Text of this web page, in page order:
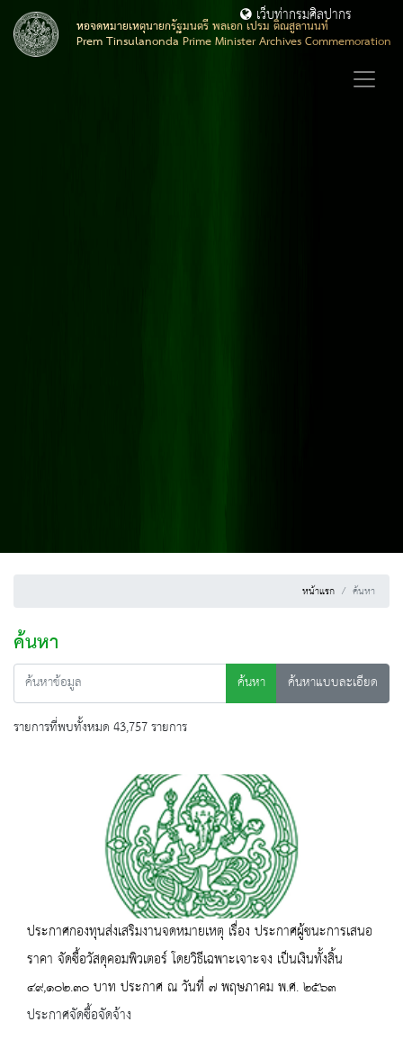
หอจดหมายเหตุนายกรัฐมนตรี พลเอก เปรม ติณสูลานนท์
Prem Tinsulanonda Prime Minister Archives Commemoration
เว็บท่ากรมศิลปากร
หน้าแรก ค้นหา
ค้นหา
ค้นหา
ค้นหาแบบละเอียด
รายการที่พบทั้งหมด 43,757 รายการ
ประกาศกองทุนส่งเสริมงานจดหมายเหตุ เรื่อง ประกาศผู้ชนะการเสนอ
ราคา จัดซื้อวัสดุคอมพิวเตอร์ โดยวิธีเฉพาะเจาะจง เป็นเงินทั้งสิ้น
๔๙,๑๐๒.๓๐ บาท ประกาศ ณ วันที่ ๗ พฤษภาคม พ.ศ. ๒๕๖๓
ประกาศจัดซื้อจัดจ้าง